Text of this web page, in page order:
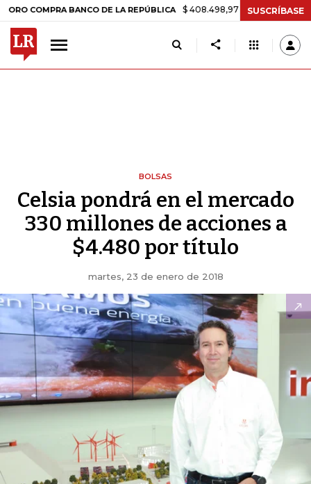
BANCO DE LA REPÚBLICA $ 408.498,97 +$ 8.753,81 +2,19%
SUSCRÍBASE
BOLSAS
Celsia pondrá en el mercado
330 millones de acciones a
$4.480 por título
martes, 23 de enero de 2018